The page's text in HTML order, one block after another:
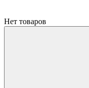
Нет товаров